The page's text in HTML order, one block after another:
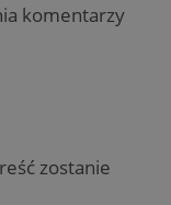
komentarzy
zostanie